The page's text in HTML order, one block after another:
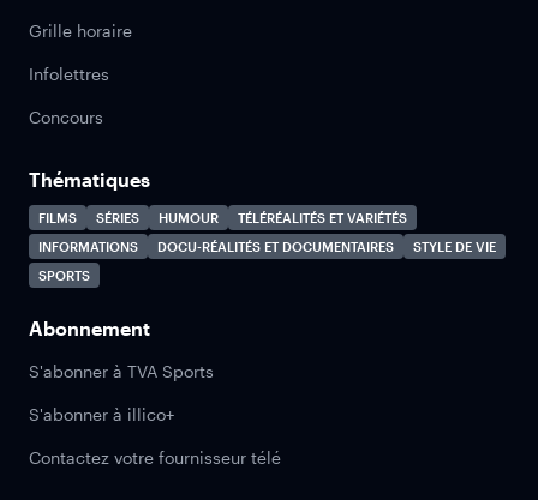
Grille horaire
Infolettres
Concours
Thématiques
FILMS SÉRIES HUMOUR
TÉLÉRÉALITÉS ET VARIÉTÉS
INFORMATIONS
DOCU-RÉALITÉS ET DOCUMENTAIRES
STYLE DE VIE
SPORTS
Abonnement
S'abonner à TVA Sports
S'abonner à illico+
Contactez votre fournisseur télé